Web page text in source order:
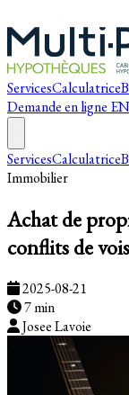
ServicesCalculatrice
Demande en ligne EN
ServicesCalculatrice
Immobilier
Achat de
conflits de
2025-08-21
7 min
Josee Lavoie